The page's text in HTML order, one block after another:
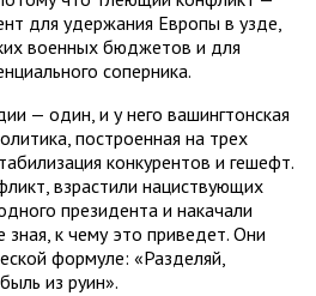
для удержания Европы в узде,
военных бюджетов и для
соперника.
— один, и у него вашингтонская
построенная на трех
конкурентов и гешефт.
взрастили нациствующих
президента и накачали
зная, к чему это приведет. Они
формуле: «Разделяй,
из руин».